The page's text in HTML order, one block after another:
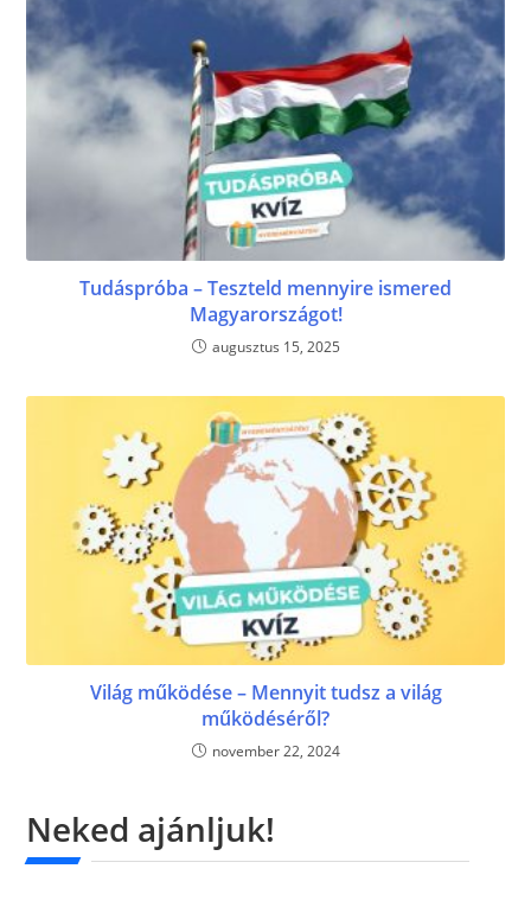
Tudáspróba – Teszteld mennyire ismered
Magyarországot!
augusztus 15, 2025
Világ működése – Mennyit tudsz a világ
működéséről?
november 22, 2024
Neked ajánljuk!